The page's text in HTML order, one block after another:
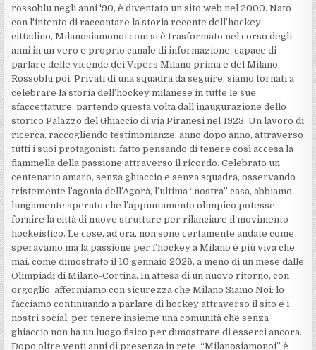
rossoblu negli anni '90, è diventato un sito web nel 2000. Nato
con l'intento di raccontare la storia recente dell’hockey
cittadino, Milanosiamonoi.com si è trasformato nel corso degli
anni in un vero e proprio canale di informazione, capace di
parlare delle vicende dei Vipers Milano prima e del Milano
Rossoblu poi. Privati di una squadra da seguire, siamo tornati a
celebrare la storia dell’hockey milanese in tutte le sue
sfaccettature, partendo questa volta dall’inaugurazione dello
storico Palazzo del Ghiaccio di via Piranesi nel 1923. Un lavoro di
ricerca, raccogliendo testimonianze, anno dopo anno, attraverso
tutti i suoi protagonisti, fatto pensando di tenere così accesa la
fiammella della passione attraverso il ricordo. Celebrato un
centenario amaro, senza ghiaccio e senza squadra, osservando
tristemente l’agonia dell’Agorà, l’ultima “nostra” casa, abbiamo
lungamente sperato che l’appuntamento olimpico potesse
fornire la città di nuove strutture per rilanciare il movimento
hockeistico. Le cose, ad ora, non sono certamente andate come
speravamo ma la passione per l’hockey a Milano è più viva che
mai, come dimostrato il 10 gennaio 2026, a meno di un mese dalle
Olimpiadi di Milano-Cortina. In attesa di un nuovo ritorno, con
orgoglio, affermiamo con sicurezza che Milano Siamo Noi: lo
facciamo continuando a parlare di hockey attraverso il sito e i
nostri social, per tenere insieme una comunità che senza
ghiaccio non ha un luogo fisico per dimostrare di esserci ancora.
Dopo oltre venti anni di presenza in rete, “Milanosiamonoi” è